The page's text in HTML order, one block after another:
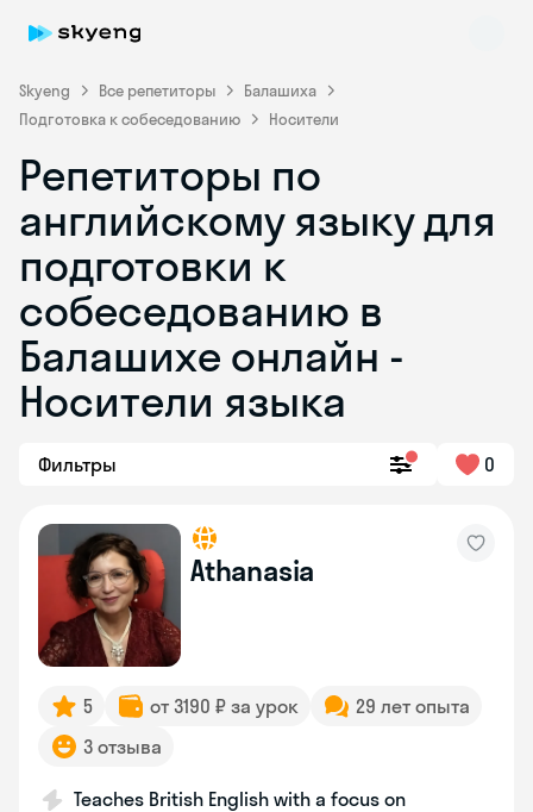
Skyeng Все репетиторы
Балашиха
Подготовка к собеседованию
Носители
Репетиторы по
английскому языку для
подготовки к
собеседованию в
Балашихе онлайн -
Носители языка
Фильтры 0
Athanasia
5 от 3190 ₽ за урок
29 лет опыта
3 отзыва
Teaches British English with a focus on
Skyeng Chat